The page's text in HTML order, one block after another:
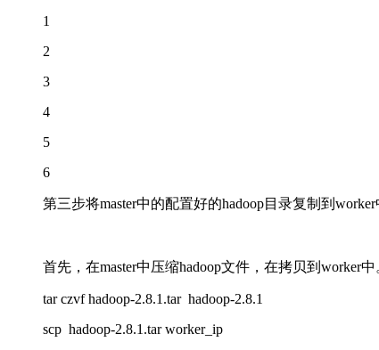
1
2
3
4
5
6
第三步将master中的配置好的hadoop目录复制到worker
首先，在master中压缩hadoop文件，在拷贝到worker
tar czvf hadoop-2.8.1.tar hadoop-2.8.1
scp hadoop-2.8.1.tar worker_ip